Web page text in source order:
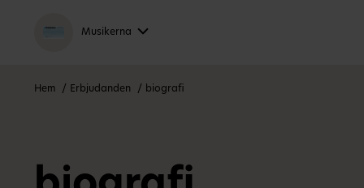
Musikerna
Hem Erbjudanden biografi